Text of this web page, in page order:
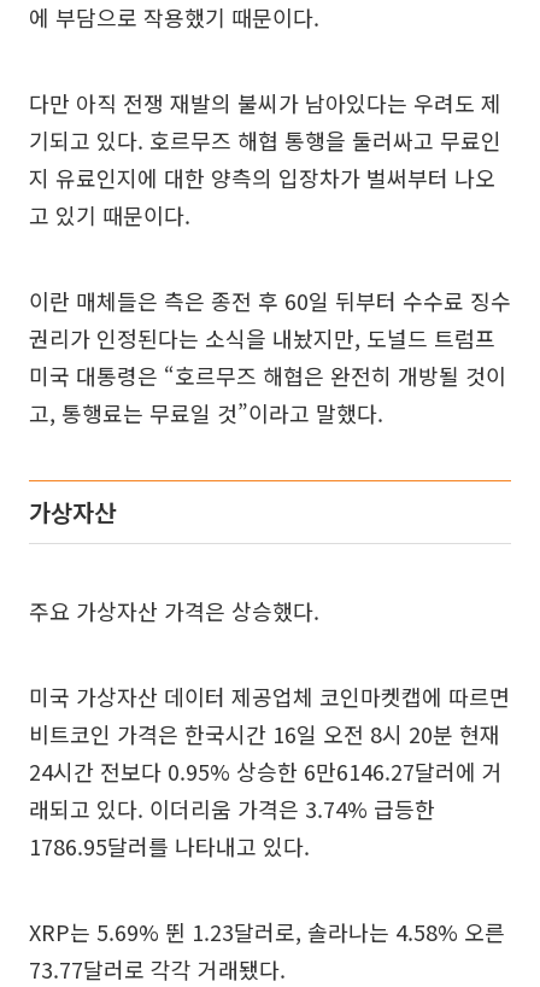
에 부담으로 작용했기 때문이다.
다만 아직 전쟁 재발의 불씨가 남아있다는 우려도 제
기되고 있다. 호르무즈 해협 통행을 둘러싸고 무료인
지 유료인지에 대한 양측의 입장차가 벌써부터 나오
고 있기 때문이다.
이란 매체들은 측은 종전 후 60일 뒤부터 수수료 징수
권리가 인정된다는 소식을 내놨지만, 도널드 트럼프
미국 대통령은 “호르무즈 해협은 완전히 개방될 것이
고, 통행료는 무료일 것”이라고 말했다.
가상자산
주요 가상자산 가격은 상승했다.
미국 가상자산 데이터 제공업체 코인마켓캡에 따르면
비트코인 가격은 한국시간 16일 오전 8시 20분 현재
24시간 전보다 0.95% 상승한 6만6146.27달러에 거
래되고 있다. 이더리움 가격은 3.74% 급등한
1786.95달러를 나타내고 있다.
XRP는 5.69% 뛴 1.23달러로, 솔라나는 4.58% 오른
73.77달러로 각각 거래됐다.